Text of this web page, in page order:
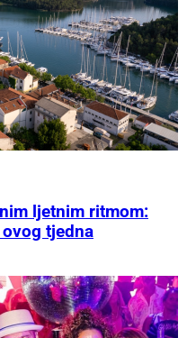
ljetnim ritmom:
tjedna